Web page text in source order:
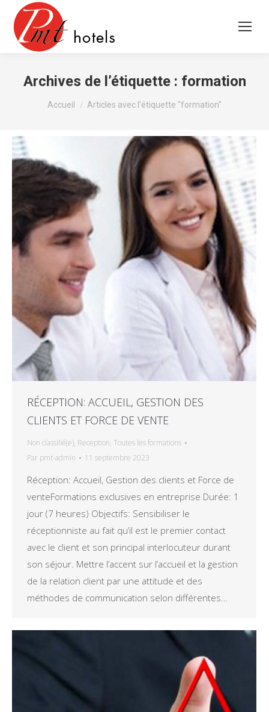
Archives de l’étiquette : formation
Vous êtes ici :
Accueil Articles avec l’étiquette "formation"
RÉCEPTION: ACCUEIL, GESTION DES
CLIENTS ET FORCE DE VENTE
Non classifié(e), Reception, Toutes les formations
Par pmt-admin 11 septembre 2023
Réception: Accueil, Gestion des clients et Force de
venteFormations exclusives en entreprise Durée: 1
jour (7 heures) Objectifs: Sensibiliser le
réceptionniste au fait qu’il est le premier contact
avec le client et son principal interlocuteur durant
son séjour. Mettre l’accent sur l’accueil et la gestion
de la relation client par une attitude et des
méthodes de communication selon différentes…